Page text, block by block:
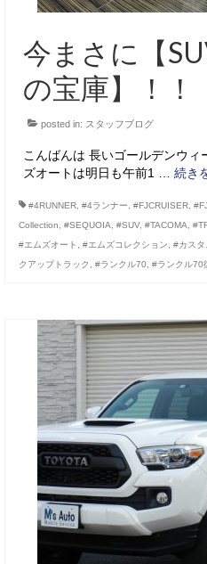
今まさに【
の宝庫】！！
posted in: スタッフブログ
こんばんは 長いゴールデンウ
ズオートは明日も午前1 … 続き
#4RUNNER #4ランナー #FJCRUISER
Collection
#SEQUOIA #SUV, #TACOMA
#エムズオート
#エムズコレクション #カスタ
クアップトラック
#ランクル70 #ランクル70